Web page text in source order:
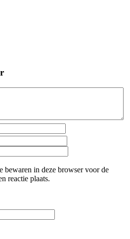
bewaren in deze browser voor de
reactie plaats.